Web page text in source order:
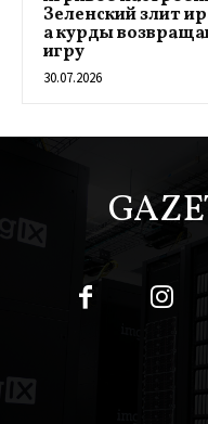
Зеленский злит
а курды
игру
30.07.2026